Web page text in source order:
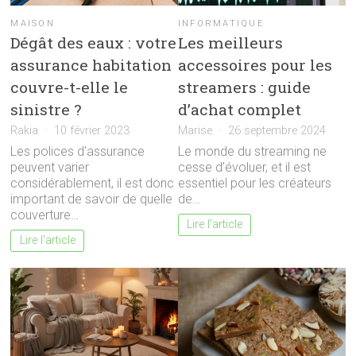
MAISON
Dégât des eaux : votre
assurance habitation
couvre-t-elle le
sinistre ?
Rakia 10 février 2023
Les polices d’assurance
peuvent varier
considérablement, il est donc
important de savoir de quelle
couverture…
Lire l'article
INFORMATIQUE
Les meilleurs
accessoires pour les
streamers : guide
d’achat complet
Marise 26 septembre 2024
Le monde du streaming ne
cesse d’évoluer, et il est
essentiel pour les créateurs
de…
Lire l'article